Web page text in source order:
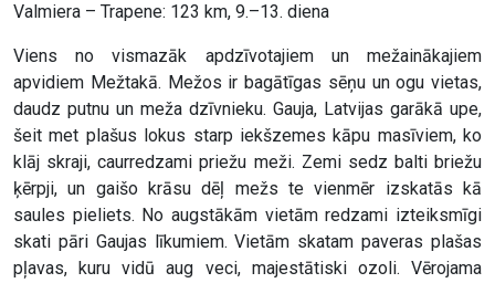
Valmiera – Trapene: 123 km, 9.–13. diena
Viens no vismazāk apdzīvotajiem un mežainākajiem
apvidiem Mežtakā. Mežos ir bagātīgas sēņu un ogu vietas,
daudz putnu un meža dzīvnieku. Gauja, Latvijas garākā upe,
šeit met plašus lokus starp iekšzemes kāpu masīviem, ko
klāj skraji, caurredzami priežu meži. Zemi sedz balti briežu
ķērpji, un gaišo krāsu dēļ mežs te vienmēr izskatās kā
saules pieliets. No augstākām vietām redzami izteiksmīgi
skati pāri Gaujas līkumiem. Vietām skatam paveras plašas
pļavas, kuru vidū aug veci, majestātiski ozoli. Vērojama